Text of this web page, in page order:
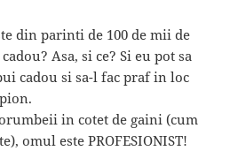
din parinti de 100 de mii de
Asa, si ce? Si eu pot sa
cadou si sa-l fac praf in loc
in cotet de gaini (cum
omul este PROFESIONIST!